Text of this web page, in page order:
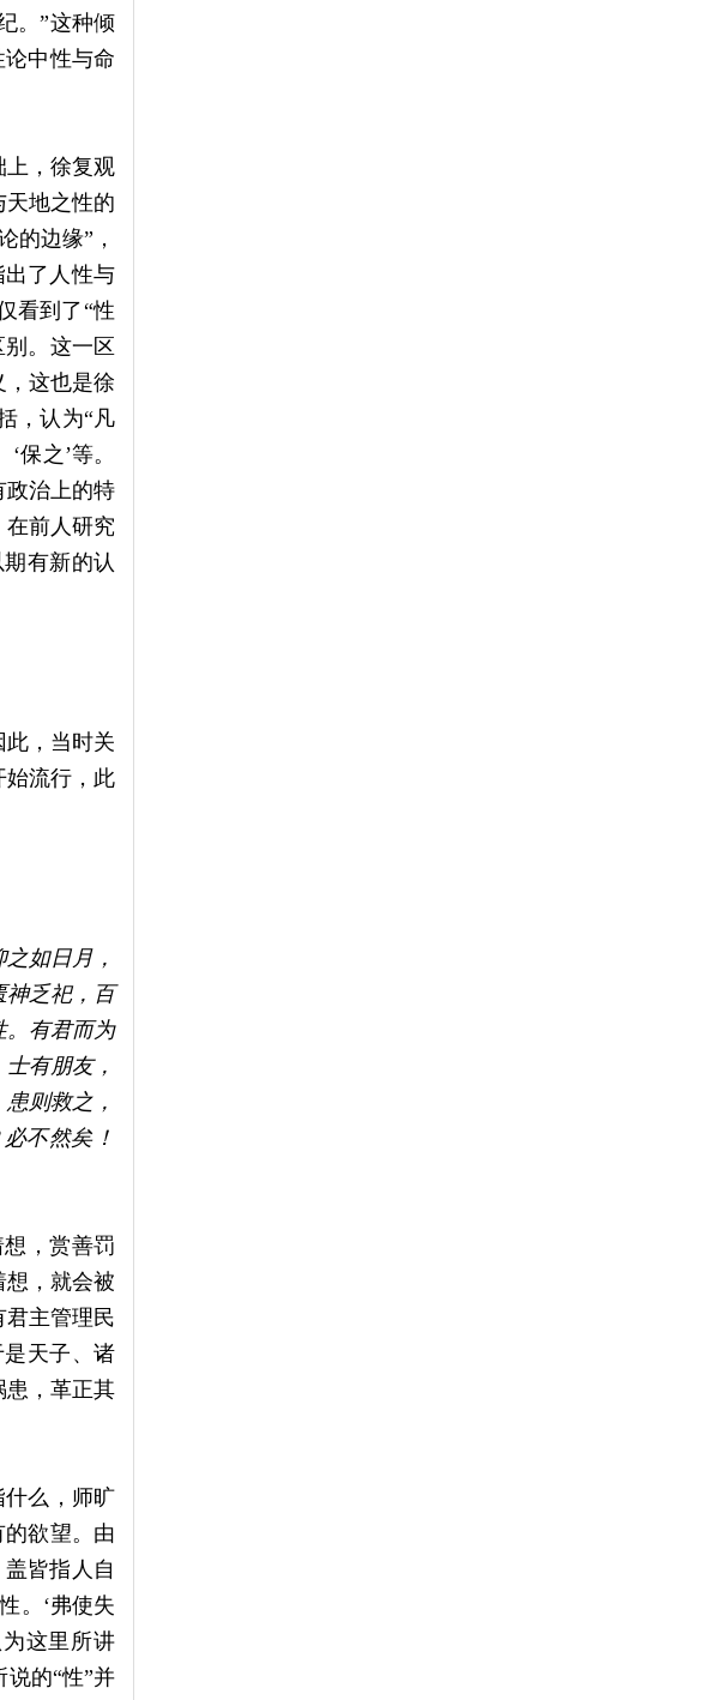
。”这种倾
中性与命
上，徐复观
天地之性的
的边缘”，
了人性与
看到了“性
。这一区
，这也是徐
，认为“凡
保之’等。
政治上的特
在前人研究
有新的认
，当时关
始流行，此
如日月，
神乏祀，百
。有君而为
有朋友，
则救之，
不然矣！
，赏善罚
，就会被
君主管理民
天子、诸
患，革正其
什么，师旷
欲望。由
皆指人自
。‘弗使失
这里所讲
的“性”并